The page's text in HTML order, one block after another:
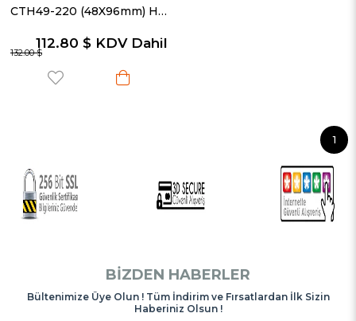
CTH49-220 (48X96mm) Hız Ölçüm ve Miktar Sayma Cihazı (4...20mA Analog Çıkış)
112.80 $ KDV Dahil
132.00 $
1
BIZDEN HABERLER
Bültenimize Üye Olun ! Tüm İndirim ve Fırsatlardan İlk Sizin
Haberiniz Olsun !